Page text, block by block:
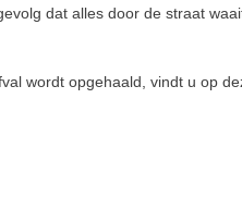
dat alles door de straat
wordt opgehaald, vindt u op